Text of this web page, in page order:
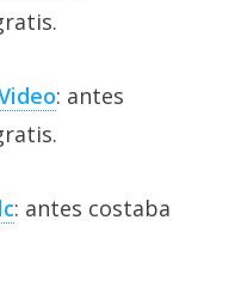
: antes
: antes costaba